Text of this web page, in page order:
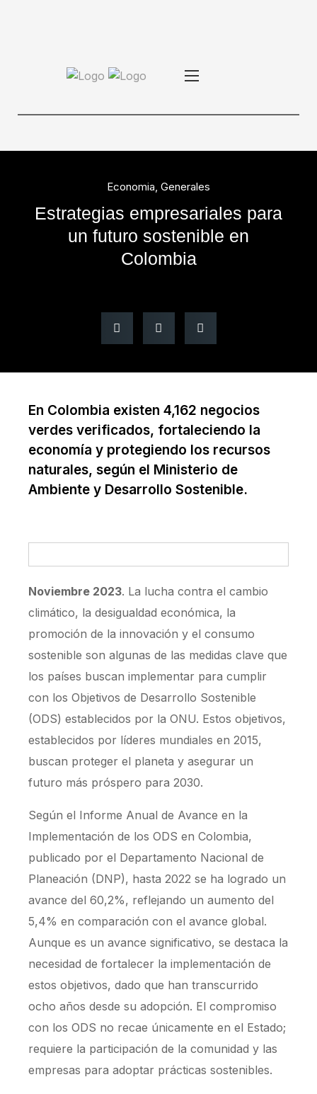
Economia Generales
Estrategias empresariales para
un futuro sostenible en
Colombia
En Colombia existen 4,162 negocios
verdes verificados, fortaleciendo la
economía y protegiendo los recursos
naturales, según el Ministerio de
Ambiente y Desarrollo Sostenible.
Noviembre 2023. La lucha contra el cambio
climático, la desigualdad económica, la
promoción de la innovación y el consumo
sostenible son algunas de las medidas clave que
los países buscan implementar para cumplir
con los Objetivos de Desarrollo Sostenible
(ODS) establecidos por la ONU. Estos objetivos,
establecidos por líderes mundiales en 2015,
buscan proteger el planeta y asegurar un
futuro más próspero para 2030.
Según el Informe Anual de Avance en la
Implementación de los ODS en Colombia,
publicado por el Departamento Nacional de
Planeación (DNP), hasta 2022 se ha logrado un
avance del 60,2%, reflejando un aumento del
5,4% en comparación con el avance global.
Aunque es un avance significativo, se destaca la
necesidad de fortalecer la implementación de
estos objetivos, dado que han transcurrido
ocho años desde su adopción. El compromiso
con los ODS no recae únicamente en el Estado;
requiere la participación de la comunidad y las
empresas para adoptar prácticas sostenibles.